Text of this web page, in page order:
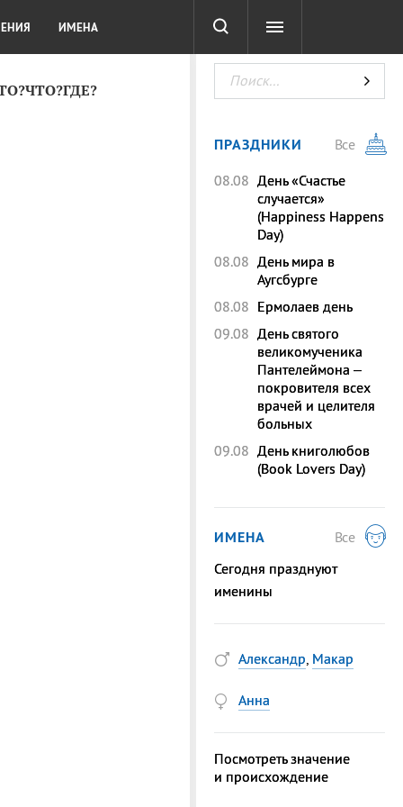
ТЕСТЫ
ИМЕНА
ПРАЗДНИКИ
Все
08.08 День «Счастье
случается»
(Happiness Happens
Day)
08.08 День мира в
Аугсбурге
08.08 Ермолаев день
09.08 День святого
великомученика
Пантелеймона –
покровителя всех
врачей и целителя
больных
09.08 День книголюбов
(Book Lovers Day)
ИМЕНА
Все
Сегодня празднуют
именины
Александр, Макар
Анна
Посмотреть значение
и происхождение